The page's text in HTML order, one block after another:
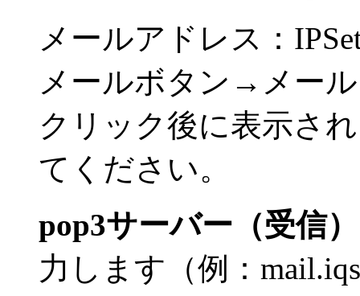
メールアドレス：
メールボタン→メー
クリック後に表示さ
てください。
pop3サーバー（受信）
力します（例：